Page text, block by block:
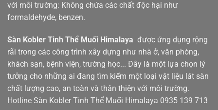
với môi trường: Không chứa các chất độc hại như
formaldehyde, benzen.
Sàn Kobler Tinh Thể Muối Himalaya được ứng dụng rộng
rãi trong các công trình xây dựng như nhà ở, văn phòng,
khách sạn, bệnh viện, trường học... Đây là một lựa chọn lý
tưởng cho những ai đang tìm kiếm một loại vật liệu lát sàn
chất lượng cao, an toàn và thân thiện với môi trường.
Hotline Sàn Kobler Tinh Thể Muối Himalaya 0935 139 713